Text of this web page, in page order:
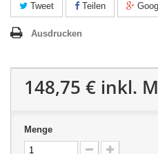
Tweet Teilen
Ausdrucken
148,75 € inkl.
Menge